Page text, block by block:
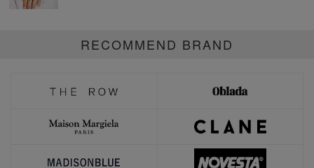
RECOMMEND BRAND